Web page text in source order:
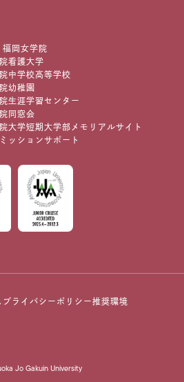
福岡女学院
看護大学
中学校高等学校
幼稚園
生涯学習センター
同窓会
大学短期大学部メモリアルサイト
ッションサポート
プライバシーポリシー推奨環境
Jo Gakuin University